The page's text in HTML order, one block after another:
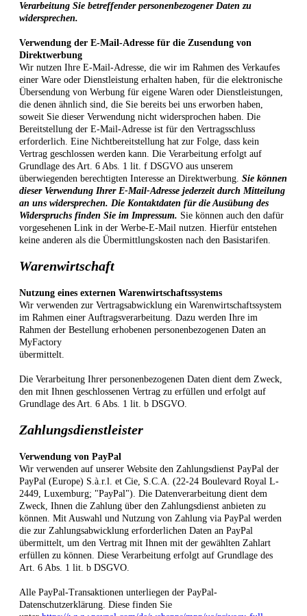
Verarbeitung Sie betreffender personenbezogener Daten zu
widersprechen.
Verwendung der E-Mail-Adresse für die Zusendung von
Direktwerbung
Wir nutzen Ihre E-Mail-Adresse, die wir im Rahmen des Verkaufes
einer Ware oder Dienstleistung erhalten haben, für die elektronische
Übersendung von Werbung für eigene Waren oder Dienstleistungen,
die denen ähnlich sind, die Sie bereits bei uns erworben haben,
soweit Sie dieser Verwendung nicht widersprochen haben. Die
Bereitstellung der E-Mail-Adresse ist für den Vertragsschluss
erforderlich. Eine Nichtbereitstellung hat zur Folge, dass kein
Vertrag geschlossen werden kann. Die Verarbeitung erfolgt auf
Grundlage des Art. 6 Abs. 1 lit. f DSGVO aus unserem
überwiegenden berechtigten Interesse an Direktwerbung. Sie können
dieser Verwendung Ihrer E-Mail-Adresse jederzeit durch Mitteilung
an uns widersprechen. Die Kontaktdaten für die Ausübung des
Widerspruchs finden Sie im Impressum. Sie können auch den dafür
vorgesehenen Link in der Werbe-E-Mail nutzen. Hierfür entstehen
keine anderen als die Übermittlungskosten nach den Basistarifen.
Warenwirtschaft
Nutzung eines externen Warenwirtschaftssystems
Wir verwenden zur Vertragsabwicklung ein Warenwirtschaftssystem
im Rahmen einer Auftragsverarbeitung. Dazu werden Ihre im
Rahmen der Bestellung erhobenen personenbezogenen Daten an
MyFactory
übermittelt.
Die Verarbeitung Ihrer personenbezogenen Daten dient dem Zweck,
den mit Ihnen geschlossenen Vertrag zu erfüllen und erfolgt auf
Grundlage des Art. 6 Abs. 1 lit. b DSGVO.
Zahlungsdienstleister
Verwendung von PayPal
Wir verwenden auf unserer Website den Zahlungsdienst PayPal der
PayPal (Europe) S.à.r.l. et Cie, S.C.A. (22-24 Boulevard Royal L-
2449, Luxemburg; "PayPal"). Die Datenverarbeitung dient dem
Zweck, Ihnen die Zahlung über den Zahlungsdienst anbieten zu
können. Mit Auswahl und Nutzung von Zahlung via PayPal werden
die zur Zahlungsabwicklung erforderlichen Daten an PayPal
übermittelt, um den Vertrag mit Ihnen mit der gewählten Zahlart
erfüllen zu können. Diese Verarbeitung erfolgt auf Grundlage des
Art. 6 Abs. 1 lit. b DSGVO.
Alle PayPal-Transaktionen unterliegen der PayPal-
Datenschutzerklärung. Diese finden Sie